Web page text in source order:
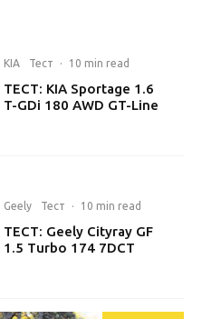
KIA Тест · 10 min read
ТЕСТ: KIA Sportage 1.6
T-GDi 180 AWD GT-Line
Geely Тест · 10 min read
ТЕСТ: Geely Cityray GF
1.5 Turbo 174 7DCT